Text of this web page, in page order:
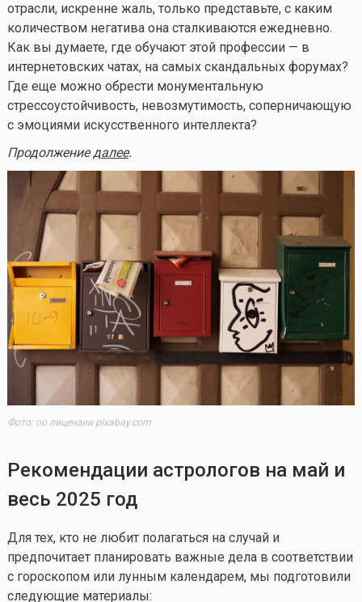
отрасли, искренне жаль, только представьте, с каким
количеством негатива она сталкиваются ежедневно.
Как вы думаете, где обучают этой профессии — в
интернетовских чатах, на самых скандальных форумах?
Где еще можно обрести монументальную
стрессоустойчивость, невозмутимость, соперничающую
с эмоциями искусственного интеллекта?
Продолжениедалее.
Фото: по лицензии pixabay.com
Рекомендации астрологов на май и
весь 2025 год
Для тех, кто не любит полагаться на случай и
предпочитает планировать важные дела в соответствии
с гороскопом или лунным календарем, мы подготовили
следующие материалы: